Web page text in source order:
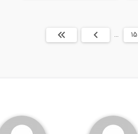
15
… بعدی انتها »